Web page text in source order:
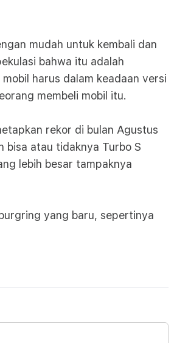
mudah untuk kembali dan
bahwa itu adalah
harus dalam keadaan versi
membeli mobil itu.
rekor di bulan Agustus
bisa atau tidaknya Turbo S
lebih besar tampaknya
yang baru, sepertinya